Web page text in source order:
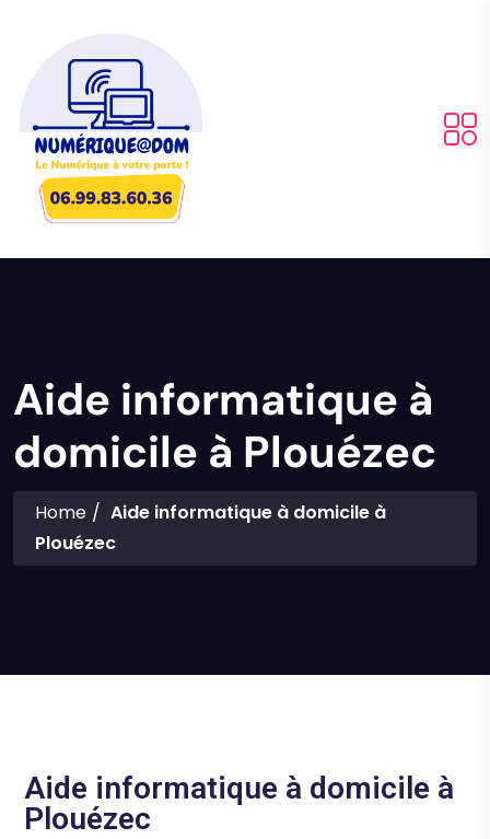
Aide informatique à
domicile à Plouézec
Home
Aide informatique à domicile à
Plouézec
Aide informatique à domicile à
Plouézec